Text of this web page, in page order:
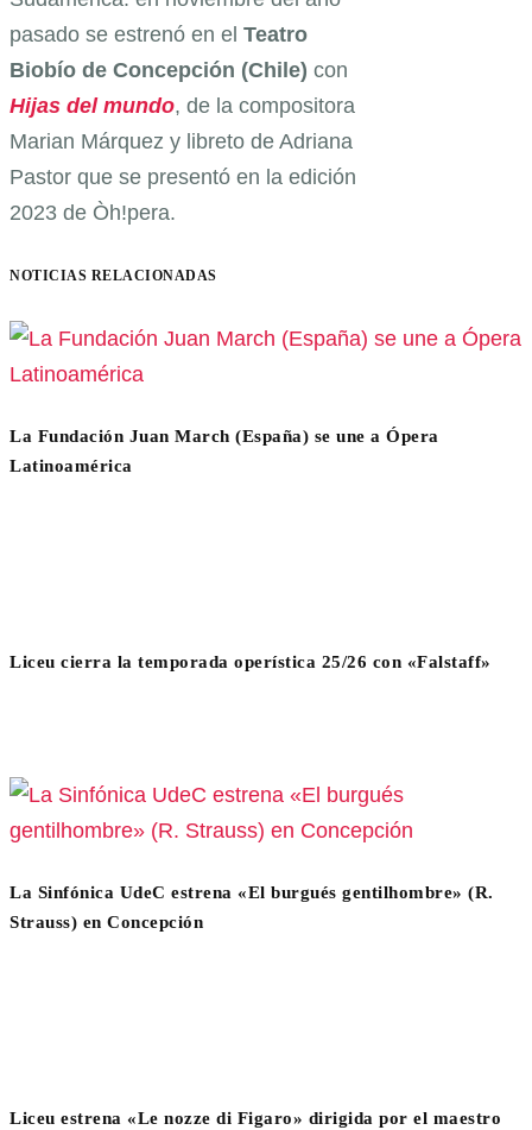
pasado se estrenó en el Teatro
Biobío de Concepción (Chile) con
Hijas del mundo, de la compositora
Marian Márquez y libreto de Adriana
Pastor que se presentó en la edición
2023 de Òh!pera.
NOTICIAS RELACIONADAS
La Fundación Juan March (España) se une a Ópera
Latinoamérica
Liceu cierra la temporada operística 25/26 con «Falstaff»
La Sinfónica UdeC estrena «El burgués gentilhombre» (R.
Strauss) en Concepción
Liceu estrena «Le nozze di Figaro» dirigida por el maestro